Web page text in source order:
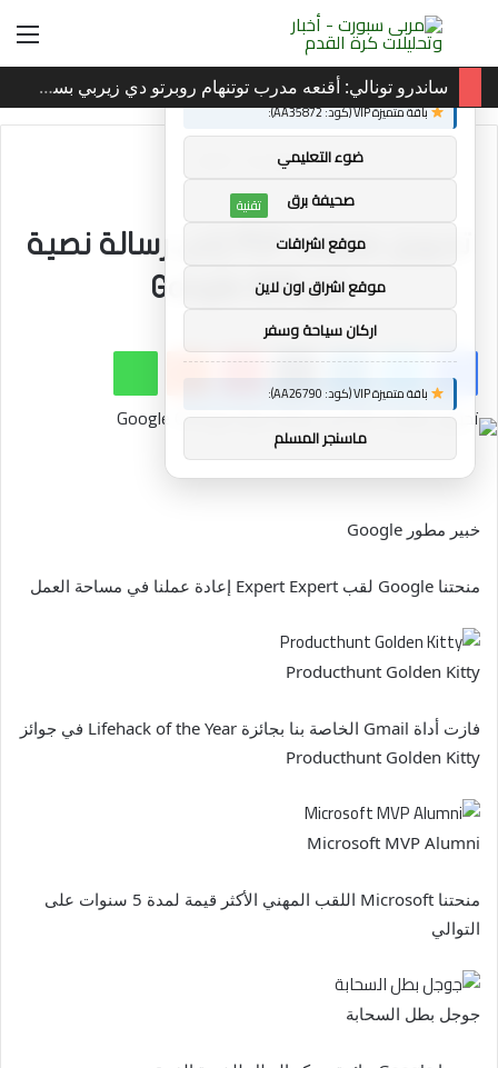
بحث
عن
ساندرو تونالي: أقنعه مدرب توتنهام روبرتو دي زيربي بسرعة بالتوقيع
الرئيسية
تقنية
تحويل ملفات PDF إلى رسالة نصية
مع Google OCR
فيسبوكتويتر لينكدإن بينتيريست واتساب
خبير مطور Google
منحتنا Google لقب Expert Expert إعادة عملنا في مساحة العمل
Producthunt Golden Kitty
فازت أداة Gmail الخاصة بنا بجائزة Lifehack of the Year في جوائز
Producthunt Golden Kitty
Microsoft MVP Alumni
منحتنا Microsoft اللقب المهني الأكثر قيمة لمدة 5 سنوات على
التوالي
جوجل بطل السحابة
توصيات :
باقة متميزة VIP (كود: AA35872):
ضوء التعليمي
صحيفة برق
موقع اشراقات
موقع اشراق اون لاين
اركان سياحة وسفر
باقة متميزة VIP (كود: AA26790):
ماسنجر المسلم